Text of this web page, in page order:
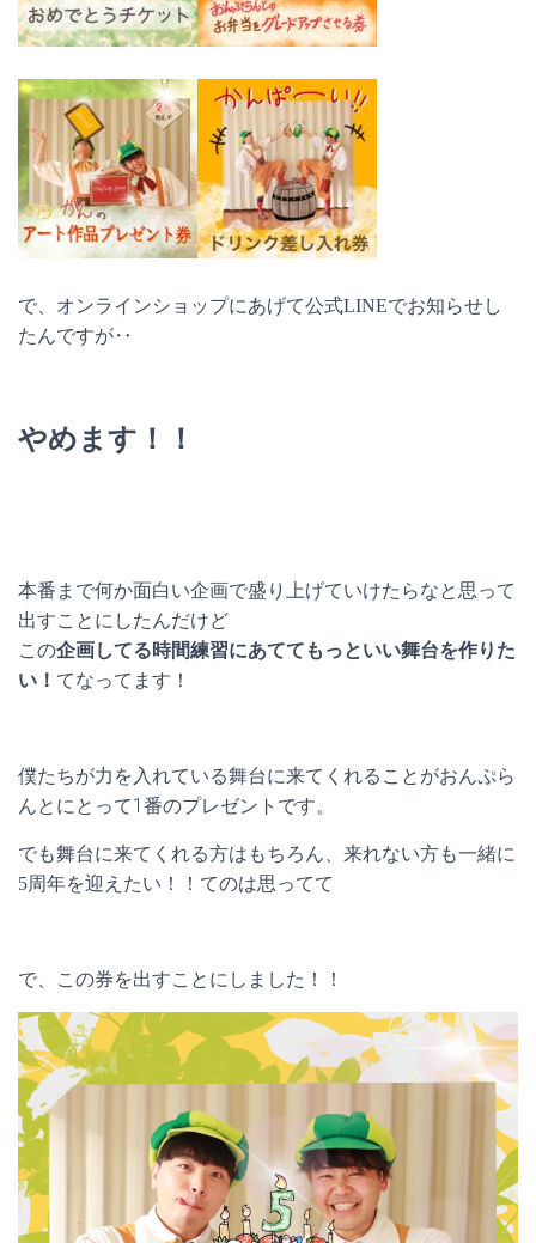
で、オンラインショップにあげて公式LINEでお知らせし
たんですが‥
やめます！！
本番まで何か面白い企画で盛り上げていけたらなと思って
出すことにしたんだけど
この企画してる時間練習にあててもっといい舞台を作りた
い！ てなってます！
僕たちが力を入れている舞台に来てくれることがおんぷら
んとにとって1番のプレゼントです。
でも舞台に来てくれる方はもちろん、来れない方も一緒に
5周年を迎えたい！！てのは思ってて
で、この券を出すことにしました！！